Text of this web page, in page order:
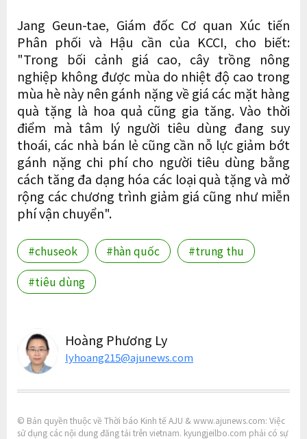
Jang Geun-tae, Giám đốc Cơ quan Xúc tiến
Phân phối và Hậu cần của KCCI, cho biết:
"Trong bối cảnh giá cao, cây trồng nông
nghiệp không được mùa do nhiệt độ cao trong
mùa hè này nên gánh nặng về giá các mặt hàng
quà tặng là hoa quả cũng gia tăng. Vào thời
điểm mà tâm lý người tiêu dùng đang suy
thoái, các nhà bán lẻ cũng cần nỗ lực giảm bớt
gánh nặng chi phí cho người tiêu dùng bằng
cách tăng đa dạng hóa các loại quà tặng và mở
rộng các chương trình giảm giá cũng như miễn
phí vận chuyển".
#chuseok #hàn quốc
#trung thu
#tiêu dùng
Hoàng Phương Ly
lyhoang215@ajunews.com
© Bản quyền thuộc về Thời báo Kinh tế AJU & www.ajunews.com: Việc
sử dụng các nội dung đăng tải trên vietnam. kyungjeilbo.com phải có sự